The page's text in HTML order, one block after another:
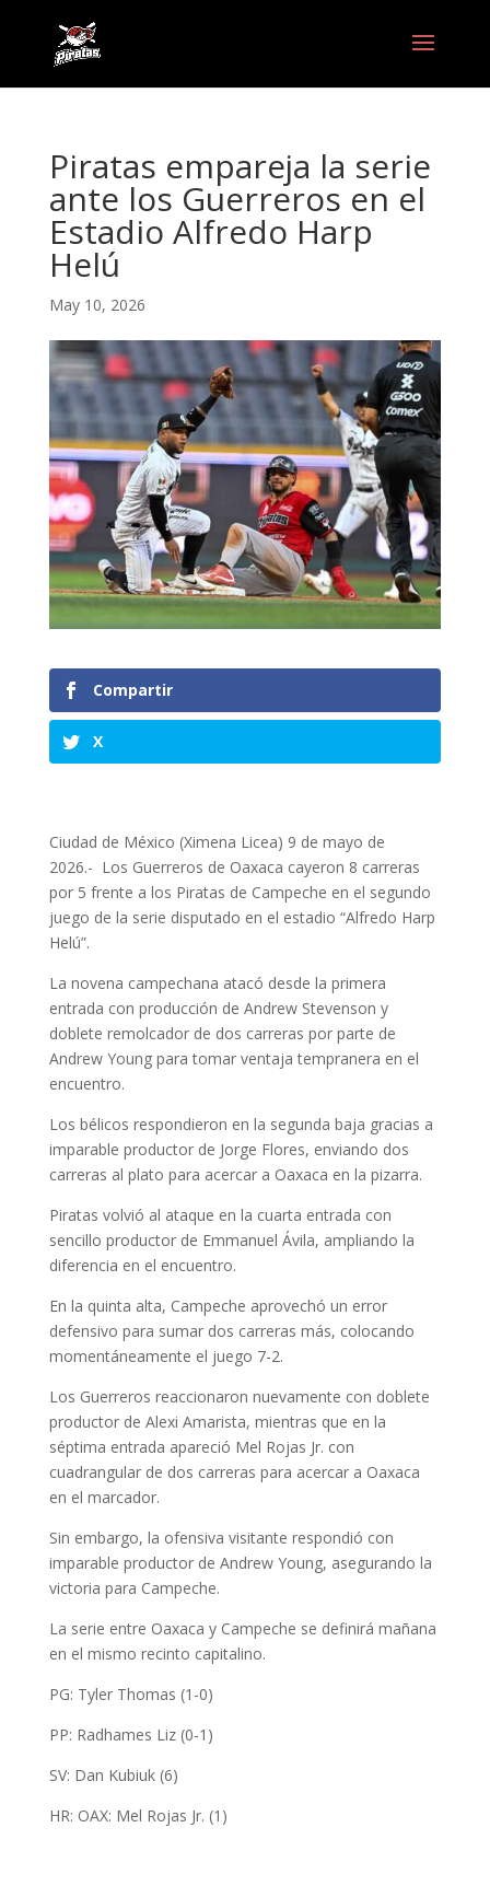
Piratas empareja la serie
ante los Guerreros en el
Estadio Alfredo Harp
Helú
May 10, 2026
Compartir
X
Ciudad de México (Ximena Licea) 9 de mayo de
2026.- Los Guerreros de Oaxaca cayeron 8 carreras
por 5 frente a los Piratas de Campeche en el segundo
juego de la serie disputado en el estadio “Alfredo Harp
Helú”.
La novena campechana atacó desde la primera
entrada con producción de Andrew Stevenson y
doblete remolcador de dos carreras por parte de
Andrew Young para tomar ventaja tempranera en el
encuentro.
Los bélicos respondieron en la segunda baja gracias a
imparable productor de Jorge Flores, enviando dos
carreras al plato para acercar a Oaxaca en la pizarra.
Piratas volvió al ataque en la cuarta entrada con
sencillo productor de Emmanuel Ávila, ampliando la
diferencia en el encuentro.
En la quinta alta, Campeche aprovechó un error
defensivo para sumar dos carreras más, colocando
momentáneamente el juego 7-2.
Los Guerreros reaccionaron nuevamente con doblete
productor de Alexi Amarista, mientras que en la
séptima entrada apareció Mel Rojas Jr. con
cuadrangular de dos carreras para acercar a Oaxaca
en el marcador.
Sin embargo, la ofensiva visitante respondió con
imparable productor de Andrew Young, asegurando la
victoria para Campeche.
La serie entre Oaxaca y Campeche se definirá mañana
en el mismo recinto capitalino.
PG: Tyler Thomas (1-0)
PP: Radhames Liz (0-1)
SV: Dan Kubiuk (6)
HR: OAX: Mel Rojas Jr. (1)